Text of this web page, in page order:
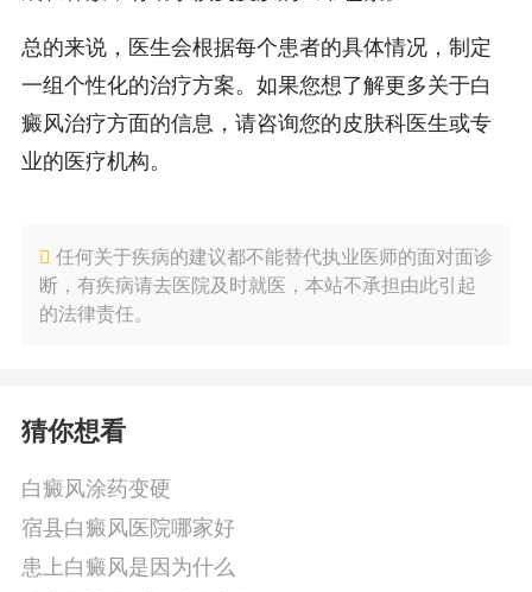
总的来说，医生会根据每个患者的具体情况，制定
一组个性化的治疗方案。如果您想了解更多关于白
癜风治疗方面的信息，请咨询您的皮肤科医生或专
业的医疗机构。
任何关于疾病的建议都不能替代执业医师的面对面诊
断，有疾病请去医院及时就医，本站不承担由此引起
的法律责任。
猜你想看
白癜风涂药变硬
宿县白癜风医院哪家好
患上白癜风是因为什么